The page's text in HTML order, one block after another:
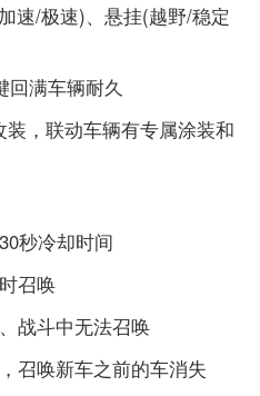
速/极速)、悬挂(越野/稳定
满车辆耐久
，联动车辆有专属涂装和
秒冷却时间
召唤
战斗中无法召唤
召唤新车之前的车消失